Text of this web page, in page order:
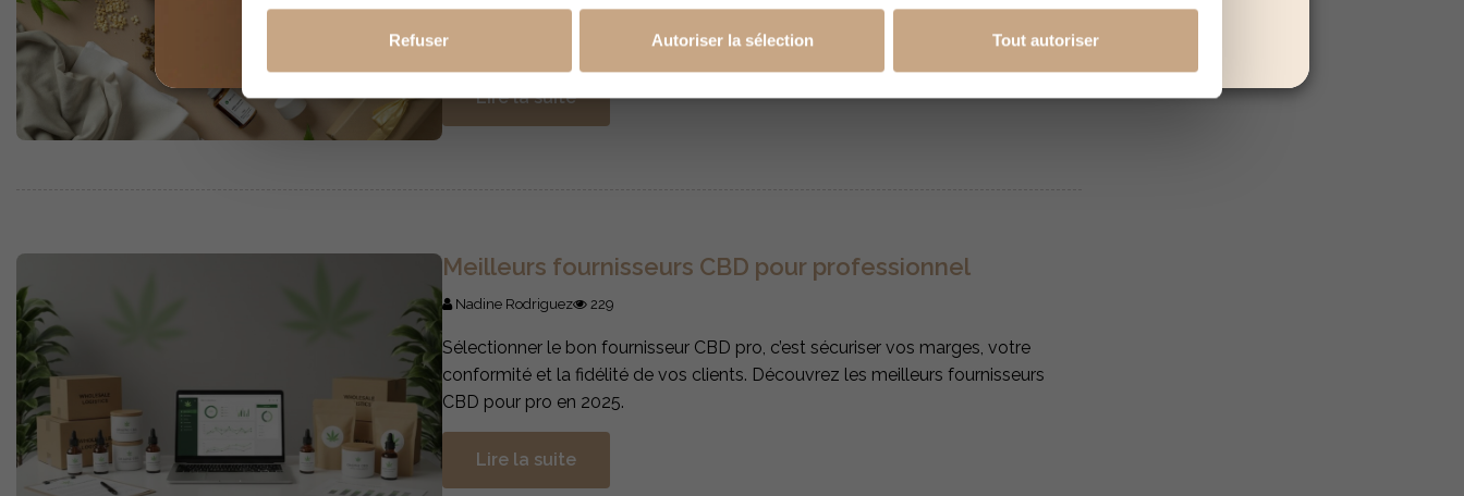
Refuser Autoriser la sélection Tout autoriser
partenaire signifie des produits sûrs, légaux et rentables sur le long terme.
Découvrez les meilleurs grossistes CBD bio en 2025!
Lire la suite
Meilleurs fournisseurs CBD pour professionnel
Nadine Rodriguez 229
Sélectionner le bon fournisseur CBD pro, c’est sécuriser vos marges, votre
conformité et la fidélité de vos clients. Découvrez les meilleurs fournisseurs
CBD pour pro en 2025.
Lire la suite